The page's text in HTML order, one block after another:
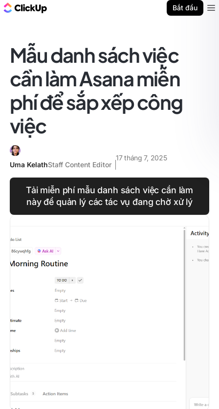
Bắt đầu
Mẫu danh sách việc
cần làm Asana miễn
phí để sắp xếp công
việc
Uma KelathStaff Content Editor
17 tháng 7, 2025
Tải miễn phí mẫu danh sách việc cần làm
này để quản lý các tác vụ đang chờ xử lý